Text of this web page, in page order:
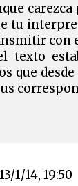
tu
con
texto
que
13/1/14, 19:50